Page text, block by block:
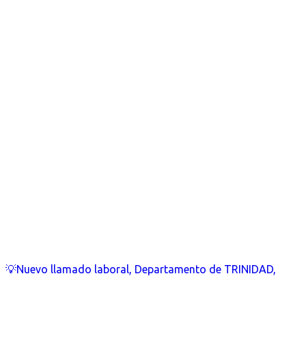
💡Nuevo llamado laboral, Departamento de TRINIDAD,